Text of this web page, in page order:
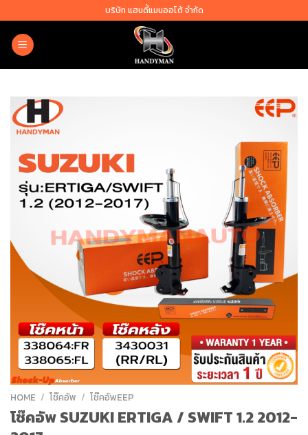
to
content
บริษัท แฮนดี้แมนออโต้ จำกัด
HOME / โช๊คอัพ / โช๊คอัพEEP
โช๊คอัพ SUZUKI ERTIGA / SWIFT 1.2 2012-